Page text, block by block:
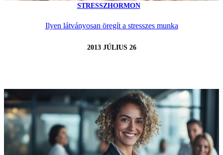
STRESSZHORMON
Ilyen látványosan öregít a stresszes munka
2013 JÚLIUS 26